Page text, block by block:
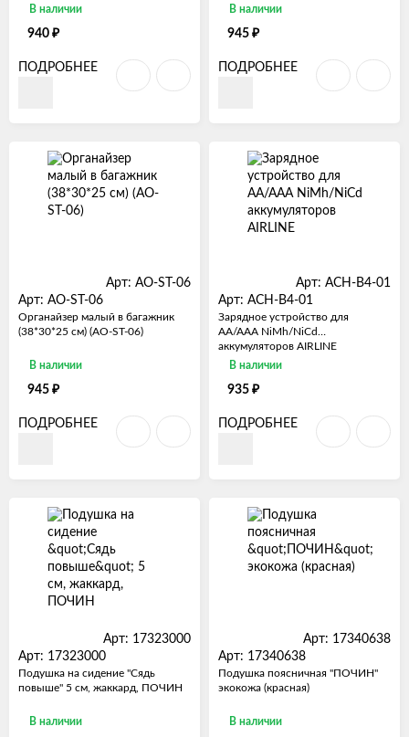
В наличии
940 ₽
ПОДРОБНЕЕ
В наличии
945 ₽
ПОДРОБНЕЕ
Арт: AO-ST-06
Арт: AO-ST-06
Органайзер малый в багажник
(38*30*25 см) (AO-ST-06)
В наличии
945 ₽
ПОДРОБНЕЕ
Арт: ACH-B4-01
Арт: ACH-B4-01
Зарядное устройство для
AA/AAA NiMh/NiCd
аккумуляторов AIRLINE
В наличии
935 ₽
ПОДРОБНЕЕ
Арт: 17323000
Арт: 17323000
Подушка на сидение "Сядь
повыше" 5 см, жаккард, ПОЧИН
В наличии
Арт: 17340638
Арт: 17340638
Подушка поясничная "ПОЧИН"
экокожа (красная)
В наличии